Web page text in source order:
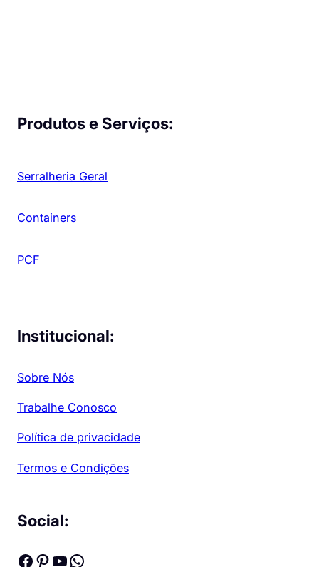
Produtos e Serviços:
Serralheria Geral
Containers
PCF
Institucional:
Sobre Nós
Trabalhe Conosco
Política de privacidade
Termos e Condições
Social:
Facebook Pinterest Youtube WhatsApp